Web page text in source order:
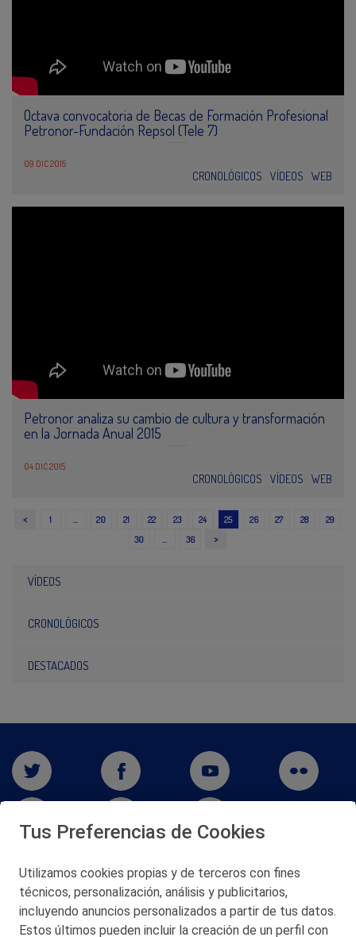
Octava convocatoria de Becas de Formación Profesional
Petronor-Fundación Repsol (Tele 7)
09 DIC 2015
CRONOLÓGICOS VÍDEOS WEB
Petronor analiza su cambio de cultura y transformación
en la Jornada Anual 2015
04 DIC 2015
CRONOLÓGICOS VÍDEOS WEB
< 1 20 21 22 23 24 25 26 27 28
29
30
36 >
VÍDEOS
CRONOLÓGICOS
DESTACADOS
San Martín 5-Edificio Muñatones,
48550 Muskiz (Bizkaia)
Telf. 946 357 000
Tus Preferencias de Cookies
Utilizamos cookies propias y de terceros con fines
técnicos, personalización, análisis y publicitarios,
incluyendo anuncios personalizados a partir de tus datos.
Estos últimos pueden incluir la creación de un perfil con